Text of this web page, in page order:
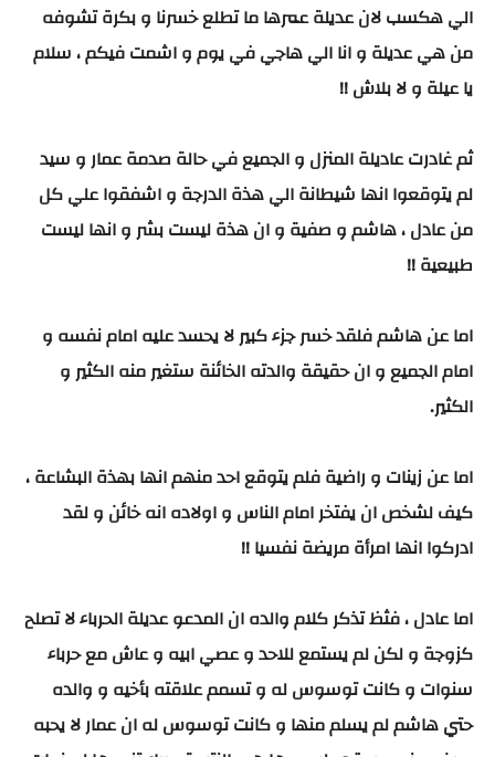
الي هكسب لان عديلة عمرها ما تطلع خسرنا و بكرة تشوفه
من هي عديلة و انا الي هاجي في يوم و اشمت فيكم ، سلام
يا عيلة و لا بلاش !!
ثم غادرت عاديلة المنزل و الجميع في حالة صدمة عمار و سيد
لم يتوقعوا انها شيطانة الي هذة الدرجة و اشفقوا علي كل
من عادل ، هاشم و صفية و ان هذة ليست بشر و انها ليست
طبيعية !!
اما عن هاشم فلقد خسر جزء كبير لا يحسد عليه امام نفسه و
امام الجميع و ان حقيقة والدته الخائنة ستغير منه الكثير و
الكثير.
اما عن زينات و راضية فلم يتوقع احد منهم انها بهذة البشاعة ،
كيف لشخص ان يفتخر امام الناس و اولاده انه خائن و لقد
ادركوا انها امرأة مريضة نفسيا !!
اما عادل ، فثظ تذكر كلام والده ان المدعو عديلة الحرباء لا تصلح
كزوجة و لكن لم يستمع للاحد و عصي ابيه و عاش مع حرباء
سنوات و كانت توسوس له و تسمم علاقته بأخيه و والده
حتي هاشم لم يسلم منها و كانت توسوس له ان عمار لا يحبه